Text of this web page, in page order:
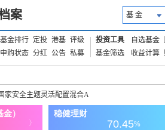
案 基 金
基金排行 定投 港基 评级
申购状态 分红 公告 私募
投资工具 自选基金
基金筛选
收益计算
家安全主题灵活配置混合A